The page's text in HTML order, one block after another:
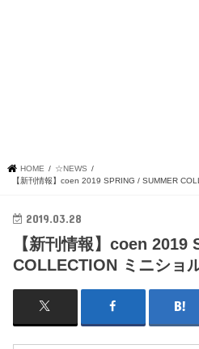
HOME
☆NEWS
【新刊情報】coen 2019 SPRING / SUMMER
2019.03.28
【新刊情報】coen 2019
COLLECTION ミニショ